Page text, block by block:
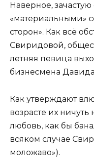
Наверное, зачастую
«материальными»
сторон». Как всё
Свиридовой,
летняя певица
бизнесмена
Как утверждают
возрасте их ничуть
любовь, как бы
всяком случае
моложаво»).